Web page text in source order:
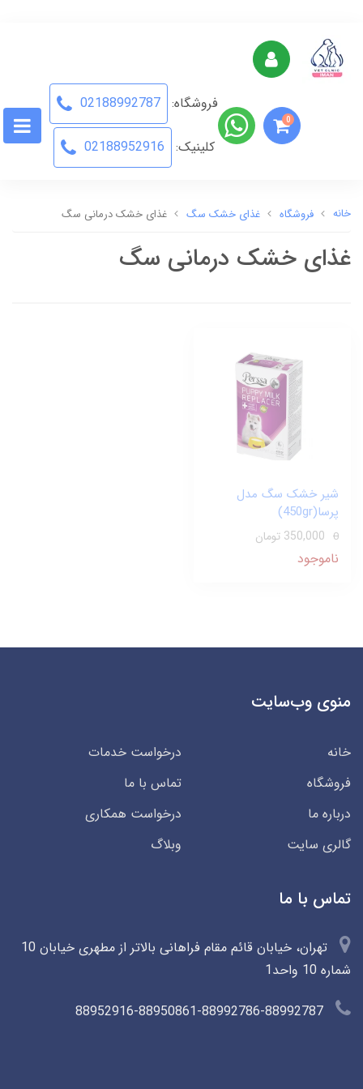
0
فروشگاه: 02188992787
کلینیک: 02188952916
خانه فروشگاه غذای خشک سگ غذای خشک درمانی سگ
غذای خشک درمانی سگ
شیر خشک سگ مدل
پرسا(450gr)
0 350,000 تومان
ناموجود
منوی وب‌سایت
خانه
درخواست خدمات
فروشگاه
تماس با ما
درباره ما
درخواست همکاری
گالری سایت
وبلاگ
تماس با ما
تهران، خیابان قائم مقام فراهانی بالاتر از مطهری خیابان 10
شماره 10 واحد1